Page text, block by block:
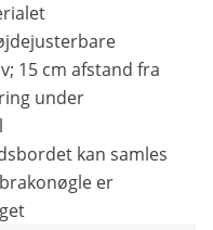
15 cm afstand fra
under
kan samles
er